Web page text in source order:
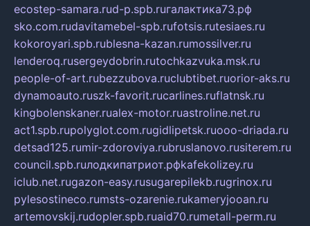
ecostep-samara.rud-p.spb.ruгалактика73.рф
sko.com.rudavitamebel-spb.rufotsis.rutesiaes.ru
kokoroyari.spb.rublesna-kazan.rumossilver.ru
lenderoq.rusergeydobrin.rutochkazvuka.msk.ru
people-of-art.rubezzubova.ruclubtibet.ruorior-aks.ru
dynamoauto.ruszk-favorit.rucarlines.ruflatnsk.ru
kingbolenskaner.rualex-motor.ruastroline.net.ru
act1.spb.rupolyglot.com.rugidlipetsk.ruooo-driada.ru
detsad125.rumir-zdoroviya.rubruslanovo.rusiterem.ru
council.spb.ruлодкипатриот.рфkafekolizey.ru
iclub.net.rugazon-easy.rusugarepilekb.rugrinox.ru
pylesostineco.rumsts-ozarenie.rukameryjooan.ru
artemovskij.rudopler.spb.ruaid70.rumetall-perm.ru